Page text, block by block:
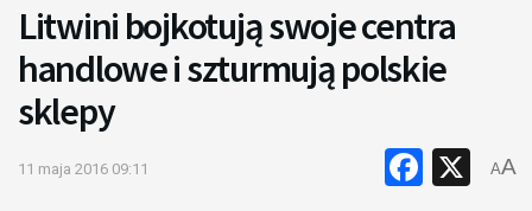
Litwini bojkotują swoje centra
handlowe i szturmują polskie
sklepy
11 maja 2016 09:11 X
AA